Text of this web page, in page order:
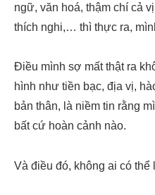
ngữ, văn hoá, thậm chí cả
thích nghi,… thì thực ra,
Điều mình sợ mất thật ra
hình như tiền bạc, địa vị,
bản thân, là niềm tin rằng
bất cứ hoàn cảnh nào.
Và điều đó, không ai có thể